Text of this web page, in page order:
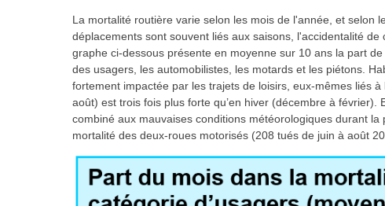
La mortalité routière varie selon les mois de l'année, et selon
déplacements sont souvent liés aux saisons, l'accidentalité
graphe ci-dessous présente en moyenne sur 10 ans la part
des usagers, les automobilistes, les motards et les piétons.
fortement impactée par les trajets de loisirs, eux-mêmes liés
août) est trois fois plus forte qu’en hiver (décembre à
combiné aux mauvaises conditions météorologiques durant
mortalité des deux-roues motorisés (208 tués de juin à août